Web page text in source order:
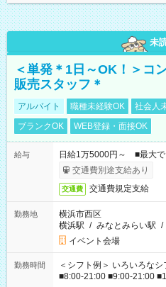
未
＜単発＊1日～OK！＞コ
販売スタッフ＊
アルバイト 職種未経験OK 社会人
ブランクOK
WEB登録・面接OK
給与
日給1万5000円～ ■最大で
交通費別途支給あり
交通費 交通費規定支給
勤務地
横浜市西区
横浜駅 / みなとみらい駅 /
イベント会場
勤務時間
＜シフト例＞ いろいろな
■8:00-21:00 ■9:00-21:00